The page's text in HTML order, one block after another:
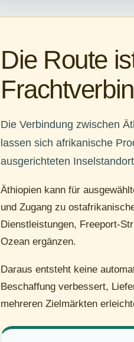
Die Route
Die Verbindung zwischen
lassen sich afrikanische
ausgerichteten
Äthiopien kann für
und Zugang zu
Dienstleistungen, Freeport-
Ozean ergänzen.
Daraus entsteht keine
Beschaffung verbessert,
mehreren Zielmärkten